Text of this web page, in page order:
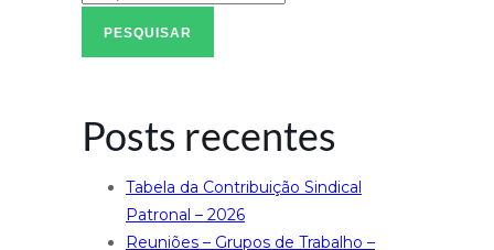
Posts recentes
Tabela da Contribuição Sindical
Patronal – 2026
Reuniões – Grupos de Trabalho –